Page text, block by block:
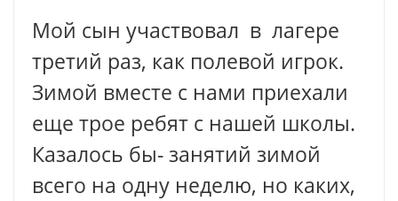
Мой сын участвовал в лагере
третий раз, как полевой игрок.
Зимой вместе с нами приехали
еще трое ребят с нашей школы.
Казалось бы- занятий зимой
всего на одну неделю, но каких,